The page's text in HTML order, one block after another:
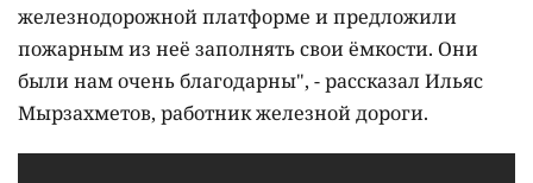
железнодорожной платформе и предложили
пожарным из неё заполнять свои ёмкости. Они
были нам очень благодарны", - рассказал Ильяс
Мырзахметов, работник железной дороги.